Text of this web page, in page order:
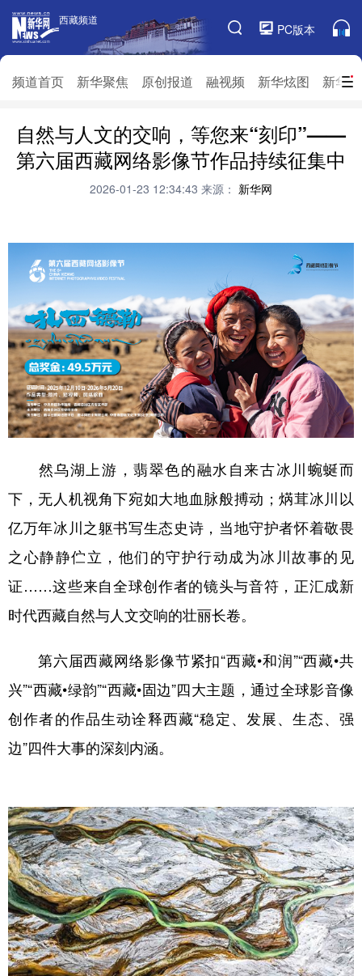
西藏频道
PC版本
频道首页 新华聚焦 原创报道 融视频 新华炫图 新华
西藏频道
频道栏目
频道首页 新华聚焦 原创报道
融视频
新华炫图
新华访谈 新华云直播
视界屋脊
生态西藏 文化旅游
自然与人文的交响，等您来“刻印”——
第六届西藏网络影像节作品持续征集中
2026-01-23 12:34:43 来源： 新华网
然乌湖上游，翡翠色的融水自来古冰川蜿蜒而
下，无人机视角下宛如大地血脉般搏动；焫茸冰川以
亿万年冰川之躯书写生态史诗，当地守护者怀着敬畏
之心静静伫立，他们的守护行动成为冰川故事的见
证……这些来自全球创作者的镜头与音符，正汇成新
时代西藏自然与人文交响的壮丽长卷。
第六届西藏网络影像节紧扣“西藏•和润”“西藏•共
兴”“西藏•绿韵”“西藏•固边”四大主题，通过全球影音像
创作者的作品生动诠释西藏“稳定、发展、生态、强
边”四件大事的深刻内涵。